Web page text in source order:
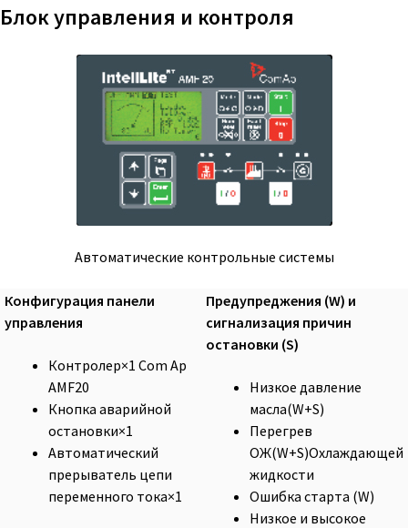
Блок управления и контроля
Автоматические контрольные системы
Конфигурация панели
управления
Контролер×1 Com Ap
AMF20
Кнопка аварийной
остановки×1
Автоматический
прерыватель цепи
переменного тока×1
Предупреджения (W) и
сигнализация причин
остановки (S)
Низкое давление
масла(W+S)
Перегрев
ОЖ(W+S)Охлаждающей
жидкости
Ошибка старта (W)
Низкое и высокое